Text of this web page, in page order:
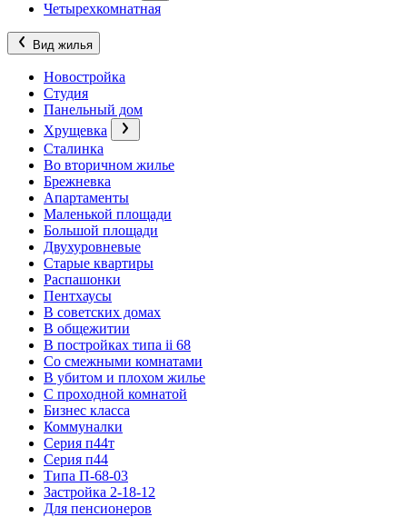
Четырехкомнатная
Вид жилья
Новостройка
Студия
Панельный дом
Хрущевка
Сталинка
Во вторичном жилье
Брежневка
Апартаменты
Маленькой площади
Большой площади
Двухуровневые
Старые квартиры
Распашонки
Пентхаусы
В советских домах
В общежитии
В постройках типа ii 68
Со смежными комнатами
В убитом и плохом жилье
С проходной комнатой
Бизнес класса
Коммуналки
Серия п44т
Серия п44
Типа П-68-03
Застройка 2-18-12
Для пенсионеров